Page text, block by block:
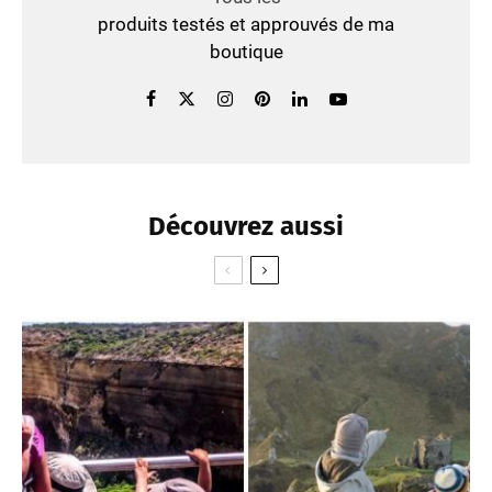
produits testés et approuvés de ma
boutique
Découvrez aussi